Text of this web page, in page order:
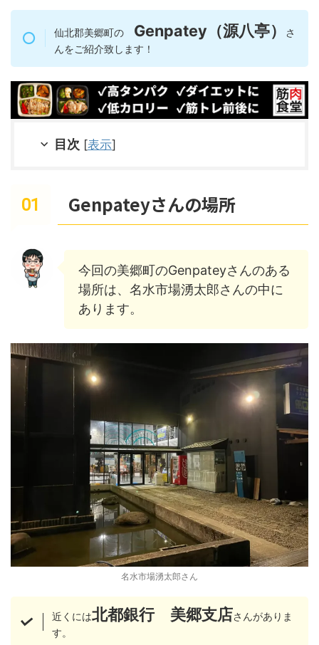
仙北郡美郷町の Genpatey（源八亭）
さ
んをご紹介致します！
目次 [表示]
Genpateyさんの場所
今回の美郷町のGenpateyさんのある
場所は、名水市場湧太郎さんの中に
あります。
名水市場湧太郎さん
近くには北都銀行 美郷支店さんがありま
す。